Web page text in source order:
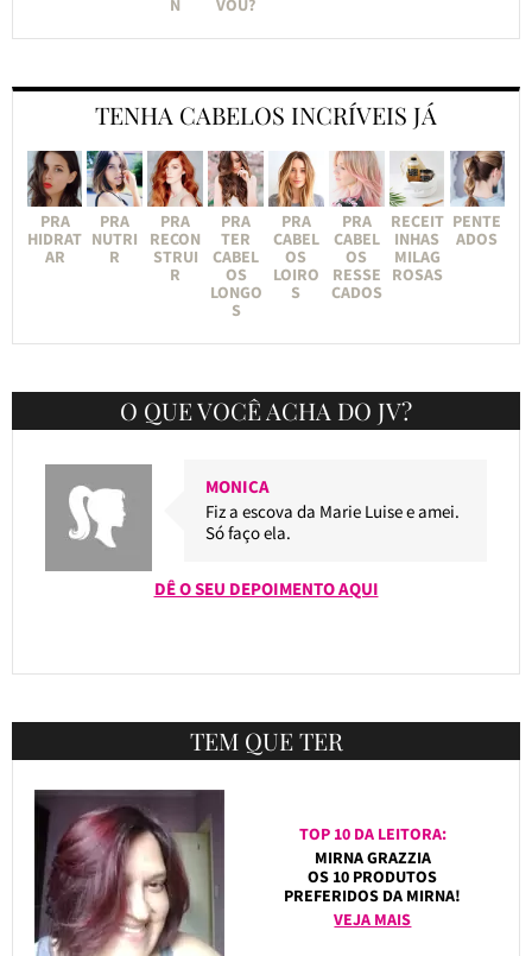
N
VOU?
TENHA CABELOS INCRÍVEIS JÁ
PRA
HIDRAT
AR
PRA
NUTRI
R
PRA
RECON
STRUI
R
PRA
TER
CABEL
OS
LONGO
S
PRA
CABEL
OS
LOIRO
S
PRA
CABEL
OS
RESSE
CADOS
RECEIT
INHAS
MILAG
ROSAS
PENTE
ADOS
O QUE VOCÊ ACHA DO JV?
MONICA
Fiz a escova da Marie Luise e amei.
Só faço ela.
DÊ O SEU DEPOIMENTO AQUI
TEM QUE TER
TOP 10 DA LEITORA:
MIRNA GRAZZIA
OS 10 PRODUTOS
PREFERIDOS DA MIRNA!
VEJA MAIS